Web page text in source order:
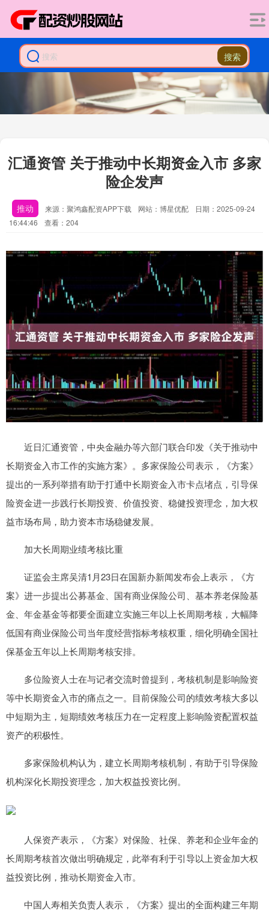
搜索
汇通资管 关于推动中长期资金入市 多家
险企发声
推动 来源：聚鸿鑫配资APP下载 网站：博星优配
日期：2025-09-24
16:44:46
查看：204
近日汇通资管，中央金融办等六部门联合印发《关于推动中
长期资金入市工作的实施方案》。多家保险公司表示，《方案》
提出的一系列举措有助于打通中长期资金入市卡点堵点，引导保
险资金进一步践行长期投资、价值投资、稳健投资理念，加大权
益市场布局，助力资本市场稳健发展。
加大长周期业绩考核比重
证监会主席吴清1月23日在国新办新闻发布会上表示，《方
案》进一步提出公募基金、国有商业保险公司、基本养老保险基
金、年金基金等都要全面建立实施三年以上长周期考核，大幅降
低国有商业保险公司当年度经营指标考核权重，细化明确全国社
保基金五年以上长周期考核安排。
多位险资人士在与记者交流时曾提到，考核机制是影响险资
等中长期资金入市的痛点之一。目前保险公司的绩效考核大多以
中短期为主，短期绩效考核压力在一定程度上影响险资配置权益
资产的积极性。
多家保险机构认为，建立长周期考核机制，有助于引导保险
机构深化长期投资理念，加大权益投资比例。
人保资产表示，《方案》对保险、社保、养老和企业年金的
长周期考核首次做出明确规定，此举有利于引导以上资金加大权
益投资比例，推动长期资金入市。
中国人寿相关负责人表示，《方案》提出的全面构建三年期